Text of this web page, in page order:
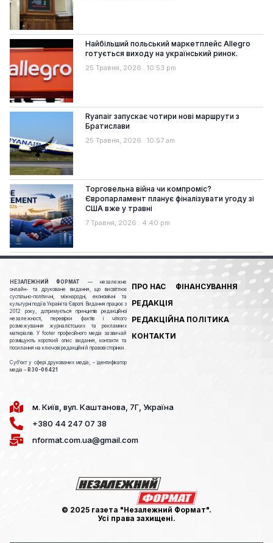
Найбільший польський маркетплейс Allegro
готується виходу на український ринок.
25 Травня, 2026 10:53 pm
Ryanair запускає чотири нові маршрути з
Братислави
25 Травня, 2026 10:57 am
Торговельна війна чи компроміс?
Європарламент планує фіналізувати угоду зі
США вже у травні
7 Травня, 2026 4:40 pm
НЕЗАЛЕЖНИЙ ФОРМАТ
— незалежне
онлайн- та друковане видання, що висвітлює
суспільно-політичні, міжнародні, економічні та
культурні події в Україні та Європі. Видання працює з
2012 року, дотримується принципів редакційної
незалежності, перевірки фактів і чіткого
розмежування журналістських та рекламних
матеріалів. У footer професійного медіа зазвичай
розміщують короткий опис видання, контакти та
посилання на ключові редакційні й правові сторінки.
Cуб’єкт у сфері друкованих медіа; – ідентифікатор
медіа – R30-06421
ПРО НАС
ФІНАНСУВАННЯ
РЕДАКЦІЯ
РЕДАКЦІЙНА ПОЛІТИКА
КОНТАКТИ
м. Київ, вул. Каштанова, 7Г, Україна
+380 44 247 07 38
nformat.com.ua@gmail.com
© 2025 газета "Незалежний Формат".
Усі права захищені.